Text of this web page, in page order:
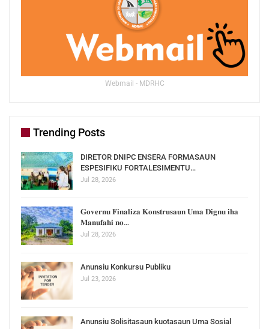
Webmail - MDRHC
Trending Posts
DIRETOR DNIPC ENSERA FORMASAUN
ESPESIFIKU FORTALESIMENTU…
Jul 28, 2026
𝐆𝐨𝐯𝐞𝐫𝐧𝐮 𝐅𝐢𝐧𝐚𝐥𝐢𝐳𝐚 𝐊𝐨𝐧𝐬𝐭𝐫𝐮𝐬𝐚𝐮𝐧 𝐔𝐦𝐚 𝐃𝐢𝐠𝐧𝐮 𝐢𝐡𝐚
𝐌𝐚𝐧𝐮𝐟𝐚𝐡𝐢 𝐧𝐨…
Jul 28, 2026
Anunsiu Konkursu Publiku
Jul 23, 2026
Anunsiu Solisitasaun kuotasaun Uma Sosial